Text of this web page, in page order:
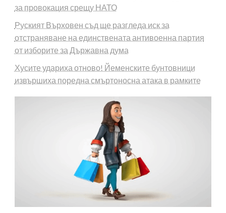
за провокация срещу НАТО
Руският Върховен съд ще разгледа иск за
отстраняване на единствената антивоенна партия
от изборите за Държавна дума
Хусите удариха отново! Йеменските бунтовници
извършиха поредна смъртоносна атака в рамките